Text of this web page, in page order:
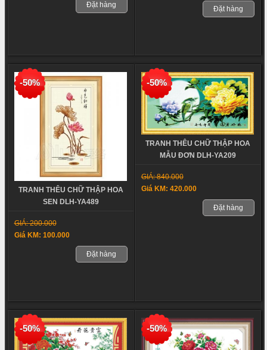
Đặt hàng
Đặt hàng
-50%
TRANH THÊU CHỮ THẬP HOA
SEN DLH-YA489
GIÁ: 200.000
Giá KM: 100.000
Đặt hàng
-50%
TRANH THÊU CHỮ THẬP HOA
MẪU ĐƠN DLH-YA209
GIÁ: 840.000
Giá KM: 420.000
Đặt hàng
-50% -50%